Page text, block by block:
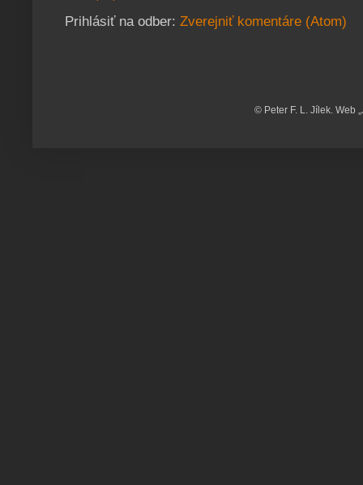
Prihlásiť na odber: Zverejniť komentáre (Atom)
© Peter F. L. Jílek. Web